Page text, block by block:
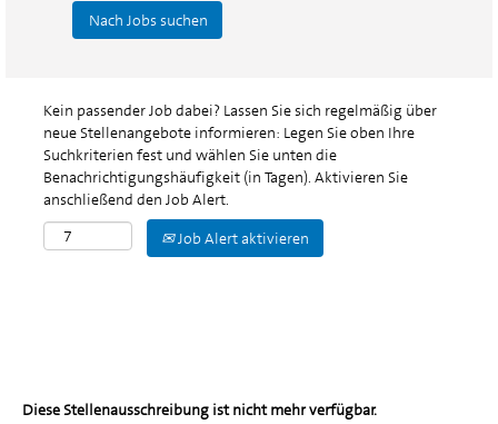
Kein passender Job dabei? Lassen Sie sich regelmäßig über
neue Stellenangebote informieren: Legen Sie oben Ihre
Suchkriterien fest und wählen Sie unten die
Benachrichtigungshäufigkeit (in Tagen). Aktivieren Sie
anschließend den Job Alert.
Job Alert aktivieren
Diese Stellenausschreibung ist nicht mehr verfügbar.